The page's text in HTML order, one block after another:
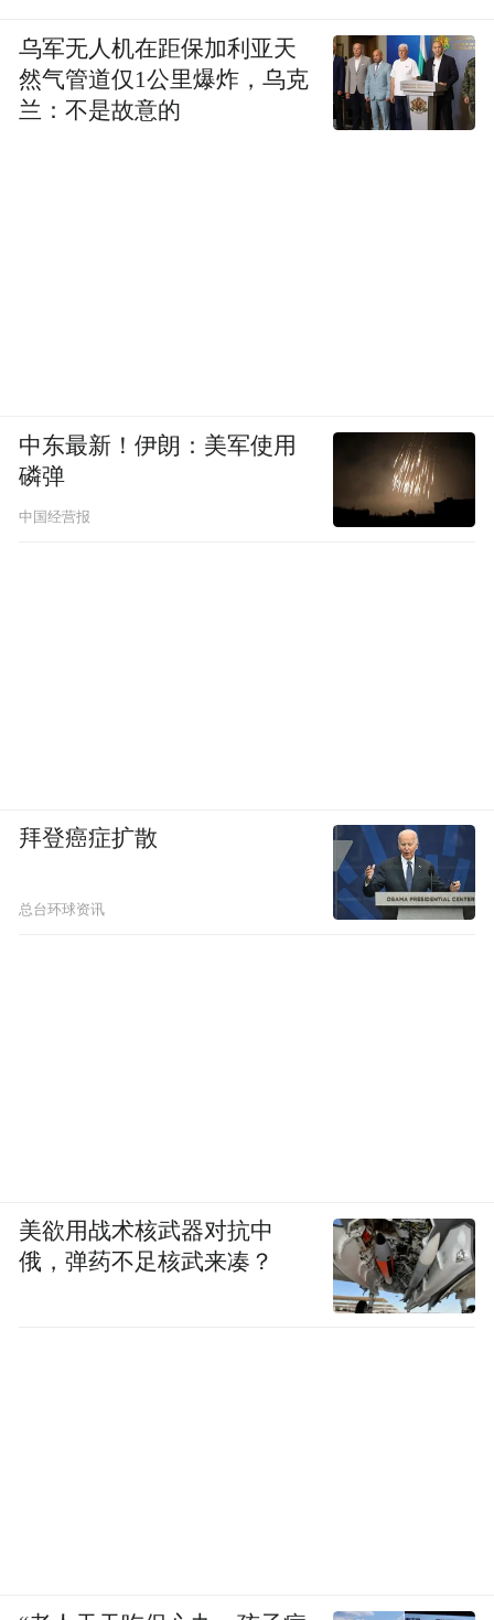
乌军无人机在距保加利亚天
然气管道仅1公里爆炸，乌克
兰：不是故意的
中东最新！伊朗：美军使用
磷弹
中国经营报
拜登癌症扩散
总台环球资讯
美欲用战术核武器对抗中
俄，弹药不足核武来凑？